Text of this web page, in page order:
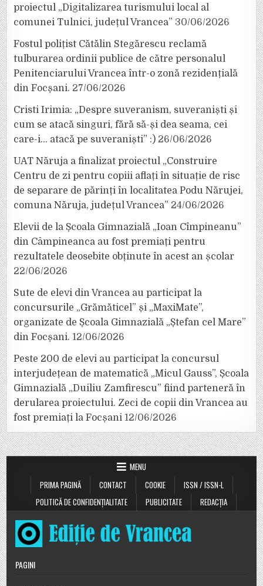
proiectul „Digitalizarea turismului local al
comunei Tulnici, județul Vrancea” 30/06/2026
Fostul polițist Cătălin Stegărescu reclamă
tulburarea ordinii publice de către personalul
Penitenciarului Vrancea într-o zonă rezidențială
din Focșani. 27/06/2026
Cristi Irimia: „Despre suveranism, suveraniști și
cum se atacă singuri, fără să-și dea seama, cei
care-i… atacă pe suveraniști” :) 26/06/2026
UAT Năruja a finalizat proiectul „Construire
Centru de zi pentru copiii aflați în situație de risc
de separare de părinți în localitatea Podu Nărujei,
comuna Năruja, județul Vrancea” 24/06/2026
Elevii de la Școala Gimnazială „Ioan Cîmpineanu”
din Câmpineanca au fost premiați pentru
rezultatele deosebite obținute în acest an școlar
22/06/2026
Sute de elevi din Vrancea au participat la
concursurile „Grămăticel” și „MaxiMate”,
organizate de Școala Gimnazială „Ștefan cel Mare”
din Focșani. 12/06/2026
Peste 200 de elevi au participat la concursul
interjudețean de matematică „Micul Gauss”, Școala
Gimnazială „Duiliu Zamfirescu” fiind parteneră în
derularea proiectului. Zeci de copii din Vrancea au
fost premiați la Focșani 12/06/2026
MENU
PRIMA PAGINĂ
CONTACT COOKIE
ISSN / ISSN-L
POLITICĂ DE CONFIDENȚIALITATE
PUBLICITATE REDACȚIA
PAGINI